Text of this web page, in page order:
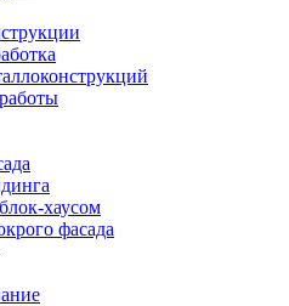
хаусом
фасада